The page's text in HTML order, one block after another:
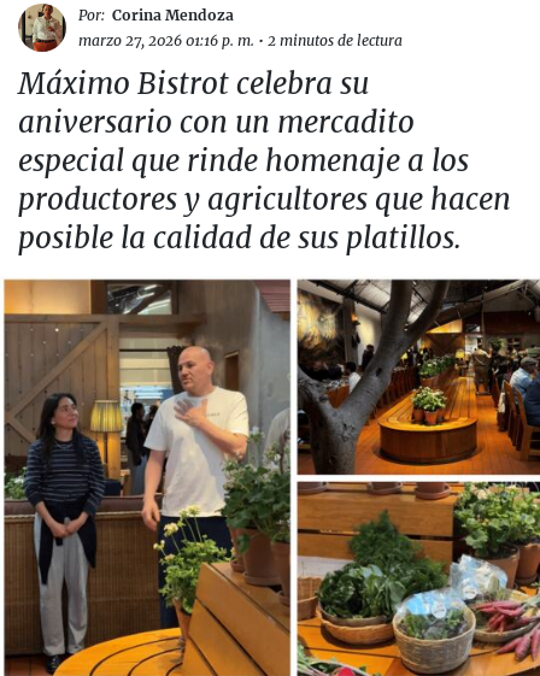
Por: Corina Mendoza
marzo 27, 2026 01:16 p. m. • 2 minutos de lectura
Máximo Bistrot celebra su
aniversario con un mercadito
especial que rinde homenaje a los
productores y agricultores que hacen
posible la calidad de sus platillos.